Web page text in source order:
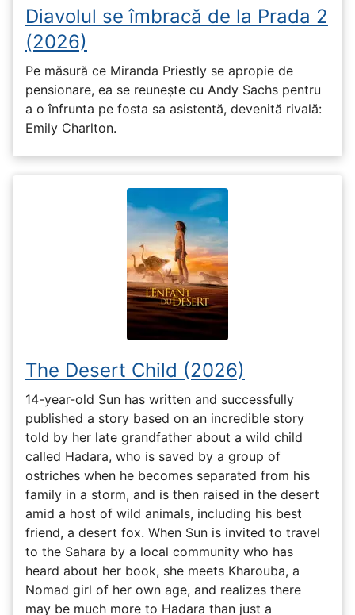
Diavolul se îmbracă de la Prada 2
(2026)
Pe măsură ce Miranda Priestly se apropie de
pensionare, ea se reunește cu Andy Sachs pentru
a o înfrunta pe fosta sa asistentă, devenită rivală:
Emily Charlton.
The Desert Child (2026)
14-year-old Sun has written and successfully
published a story based on an incredible story
told by her late grandfather about a wild child
called Hadara, who is saved by a group of
ostriches when he becomes separated from his
family in a storm, and is then raised in the desert
amid a host of wild animals, including his best
friend, a desert fox. When Sun is invited to travel
to the Sahara by a local community who has
heard about her book, she meets Kharouba, a
Nomad girl of her own age, and realizes there
may be much more to Hadara than just a